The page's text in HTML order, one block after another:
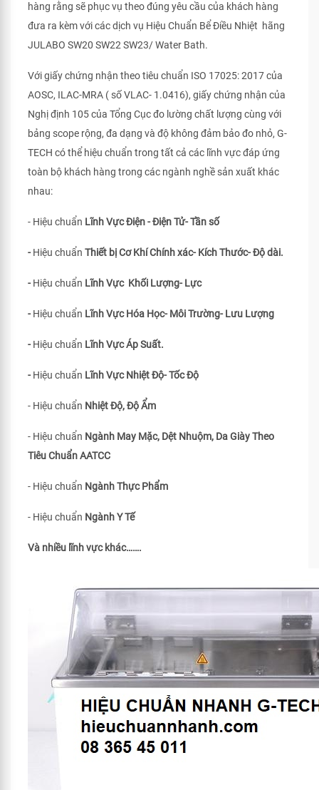
hàng rằng sẽ phục vụ theo đúng yêu cầu của khách hàng
đưa ra kèm với các dịch vụ Hiệu Chuẩn Bể Điều Nhiệt hãng
JULABO SW20 SW22 SW23/ Water Bath.
Với giấy chứng nhận theo tiêu chuẩn ISO 17025: 2017 của
AOSC, ILAC-MRA ( số VLAC- 1.0416), giấy chứng nhận của
Nghị định 105 của Tổng Cục đo lường chất lượng cùng với
bảng scope rộng, đa dạng và độ không đảm bảo đo nhỏ, G-
TECH có thể hiệu chuẩn trong tất cả các lĩnh vực đáp ứng
toàn bộ khách hàng trong các ngành nghề sản xuất khác
nhau:
- Hiệu chuẩn Lĩnh Vực Điện - Điện Tử- Tần số
-Hiệu chuẩn Thiết bị Cơ Khí Chính xác- Kích Thước- Độ dài.
-Hiệu chuẩn Lĩnh Vực Khối Lượng- Lực
-Hiệu chuẩn Lĩnh Vực Hóa Học- Môi Trường- Lưu Lượng
-Hiệu chuẩn Lĩnh Vực Áp Suất.
-Hiệu chuẩn Lĩnh Vực Nhiệt Độ- Tốc Độ
- Hiệu chuẩn Nhiệt Độ, Độ Ẩm
- Hiệu chuẩn Ngành May Mặc, Dệt Nhuộm, Da Giày Theo
Tiêu ChuẩnAATCC
- Hiệu chuẩn Ngành Thực Phẩm
- Hiệu chuẩn Ngành Y Tế
Và nhiều lĩnh vực khác…….